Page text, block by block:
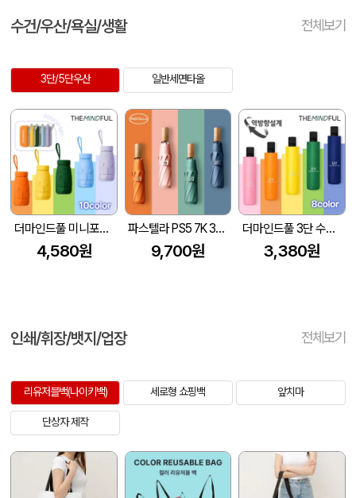
수건/우산/욕실/생활 전체보기
3단/5단우산 일반세면타올
더마인드풀 미니포켓 UV차단 암막 파스텔 우양산 색상 10종
4,580원
파스텔라 PS5 7K 3단 수동 양우산(UPF50+)
9,700원
더마인드풀 3단 수동 UV차단 거꾸로 양우산 색상 8종
3,380원
인쇄/휘장/뱃지/업장 전체보기
리유저블백(나이키백) 세로형 쇼핑백 앞치마
단상자 제작